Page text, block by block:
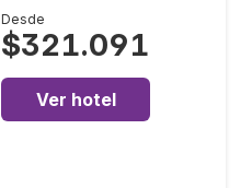
Desde
$321.091
Ver hotel